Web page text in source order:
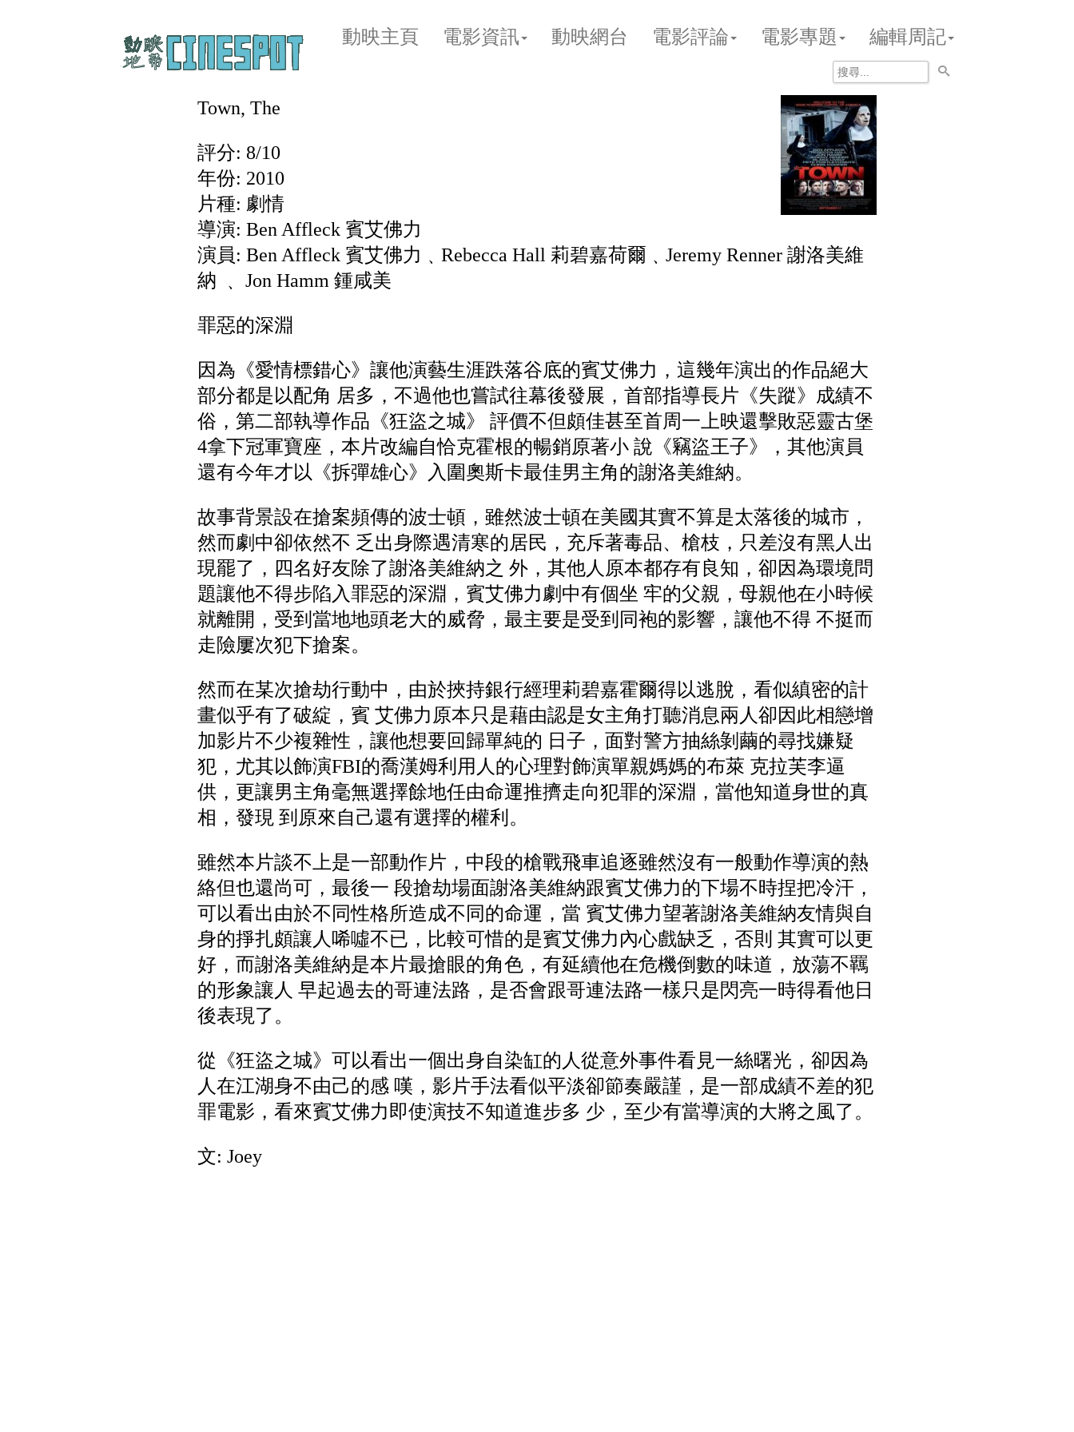
動映主頁 電影資訊 動映網台 電影評論 電影專題 編輯周記
Town, The
評分: 8/10
年份: 2010
片種: 劇情
導演: Ben Affleck 賓艾佛力
演員: Ben Affleck 賓艾佛力﹑Rebecca Hall 莉碧嘉荷爾﹑Jeremy Renner 謝洛美維
納 ﹑ Jon Hamm 鍾咸美
罪惡的深淵
因為《愛情標錯心》讓他演藝生涯跌落谷底的賓艾佛力，這幾年演出的作品絕大
部分都是以配角 居多，不過他也嘗試往幕後發展，首部指導長片《失蹤》成績不
俗，第二部執導作品《狂盜之城》 評價不但頗佳甚至首周一上映還擊敗惡靈古堡
4拿下冠軍寶座，本片改編自恰克霍根的暢銷原著小 說《竊盜王子》，其他演員
還有今年才以《拆彈雄心》入圍奧斯卡最佳男主角的謝洛美維納。
故事背景設在搶案頻傳的波士頓，雖然波士頓在美國其實不算是太落後的城市，
然而劇中卻依然不 乏出身際遇清寒的居民，充斥著毒品、槍枝，只差沒有黑人出
現罷了，四名好友除了謝洛美維納之 外，其他人原本都存有良知，卻因為環境問
題讓他不得步陷入罪惡的深淵，賓艾佛力劇中有個坐 牢的父親，母親他在小時候
就離開，受到當地地頭老大的威脅，最主要是受到同袍的影響，讓他不得 不挺而
走險屢次犯下搶案。
然而在某次搶劫行動中，由於挾持銀行經理莉碧嘉霍爾得以逃脫，看似縝密的計
畫似乎有了破綻，賓 艾佛力原本只是藉由認是女主角打聽消息兩人卻因此相戀增
加影片不少複雜性，讓他想要回歸單純的 日子，面對警方抽絲剝繭的尋找嫌疑
犯，尤其以飾演FBI的喬漢姆利用人的心理對飾演單親媽媽的布萊 克拉芙李逼
供，更讓男主角毫無選擇餘地任由命運推擠走向犯罪的深淵，當他知道身世的真
相，發現 到原來自己還有選擇的權利。
雖然本片談不上是一部動作片，中段的槍戰飛車追逐雖然沒有一般動作導演的熱
絡但也還尚可，最後一 段搶劫場面謝洛美維納跟賓艾佛力的下場不時捏把冷汗，
可以看出由於不同性格所造成不同的命運，當 賓艾佛力望著謝洛美維納友情與自
身的掙扎頗讓人唏噓不已，比較可惜的是賓艾佛力內心戲缺乏，否則 其實可以更
好，而謝洛美維納是本片最搶眼的角色，有延續他在危機倒數的味道，放蕩不羈
的形象讓人 早起過去的哥連法路，是否會跟哥連法路一樣只是閃亮一時得看他日
後表現了。
從《狂盜之城》可以看出一個出身自染缸的人從意外事件看見一絲曙光，卻因為
人在江湖身不由己的感 嘆，影片手法看似平淡卻節奏嚴謹，是一部成績不差的犯
罪電影，看來賓艾佛力即使演技不知道進步多 少，至少有當導演的大將之風了。
文: Joey